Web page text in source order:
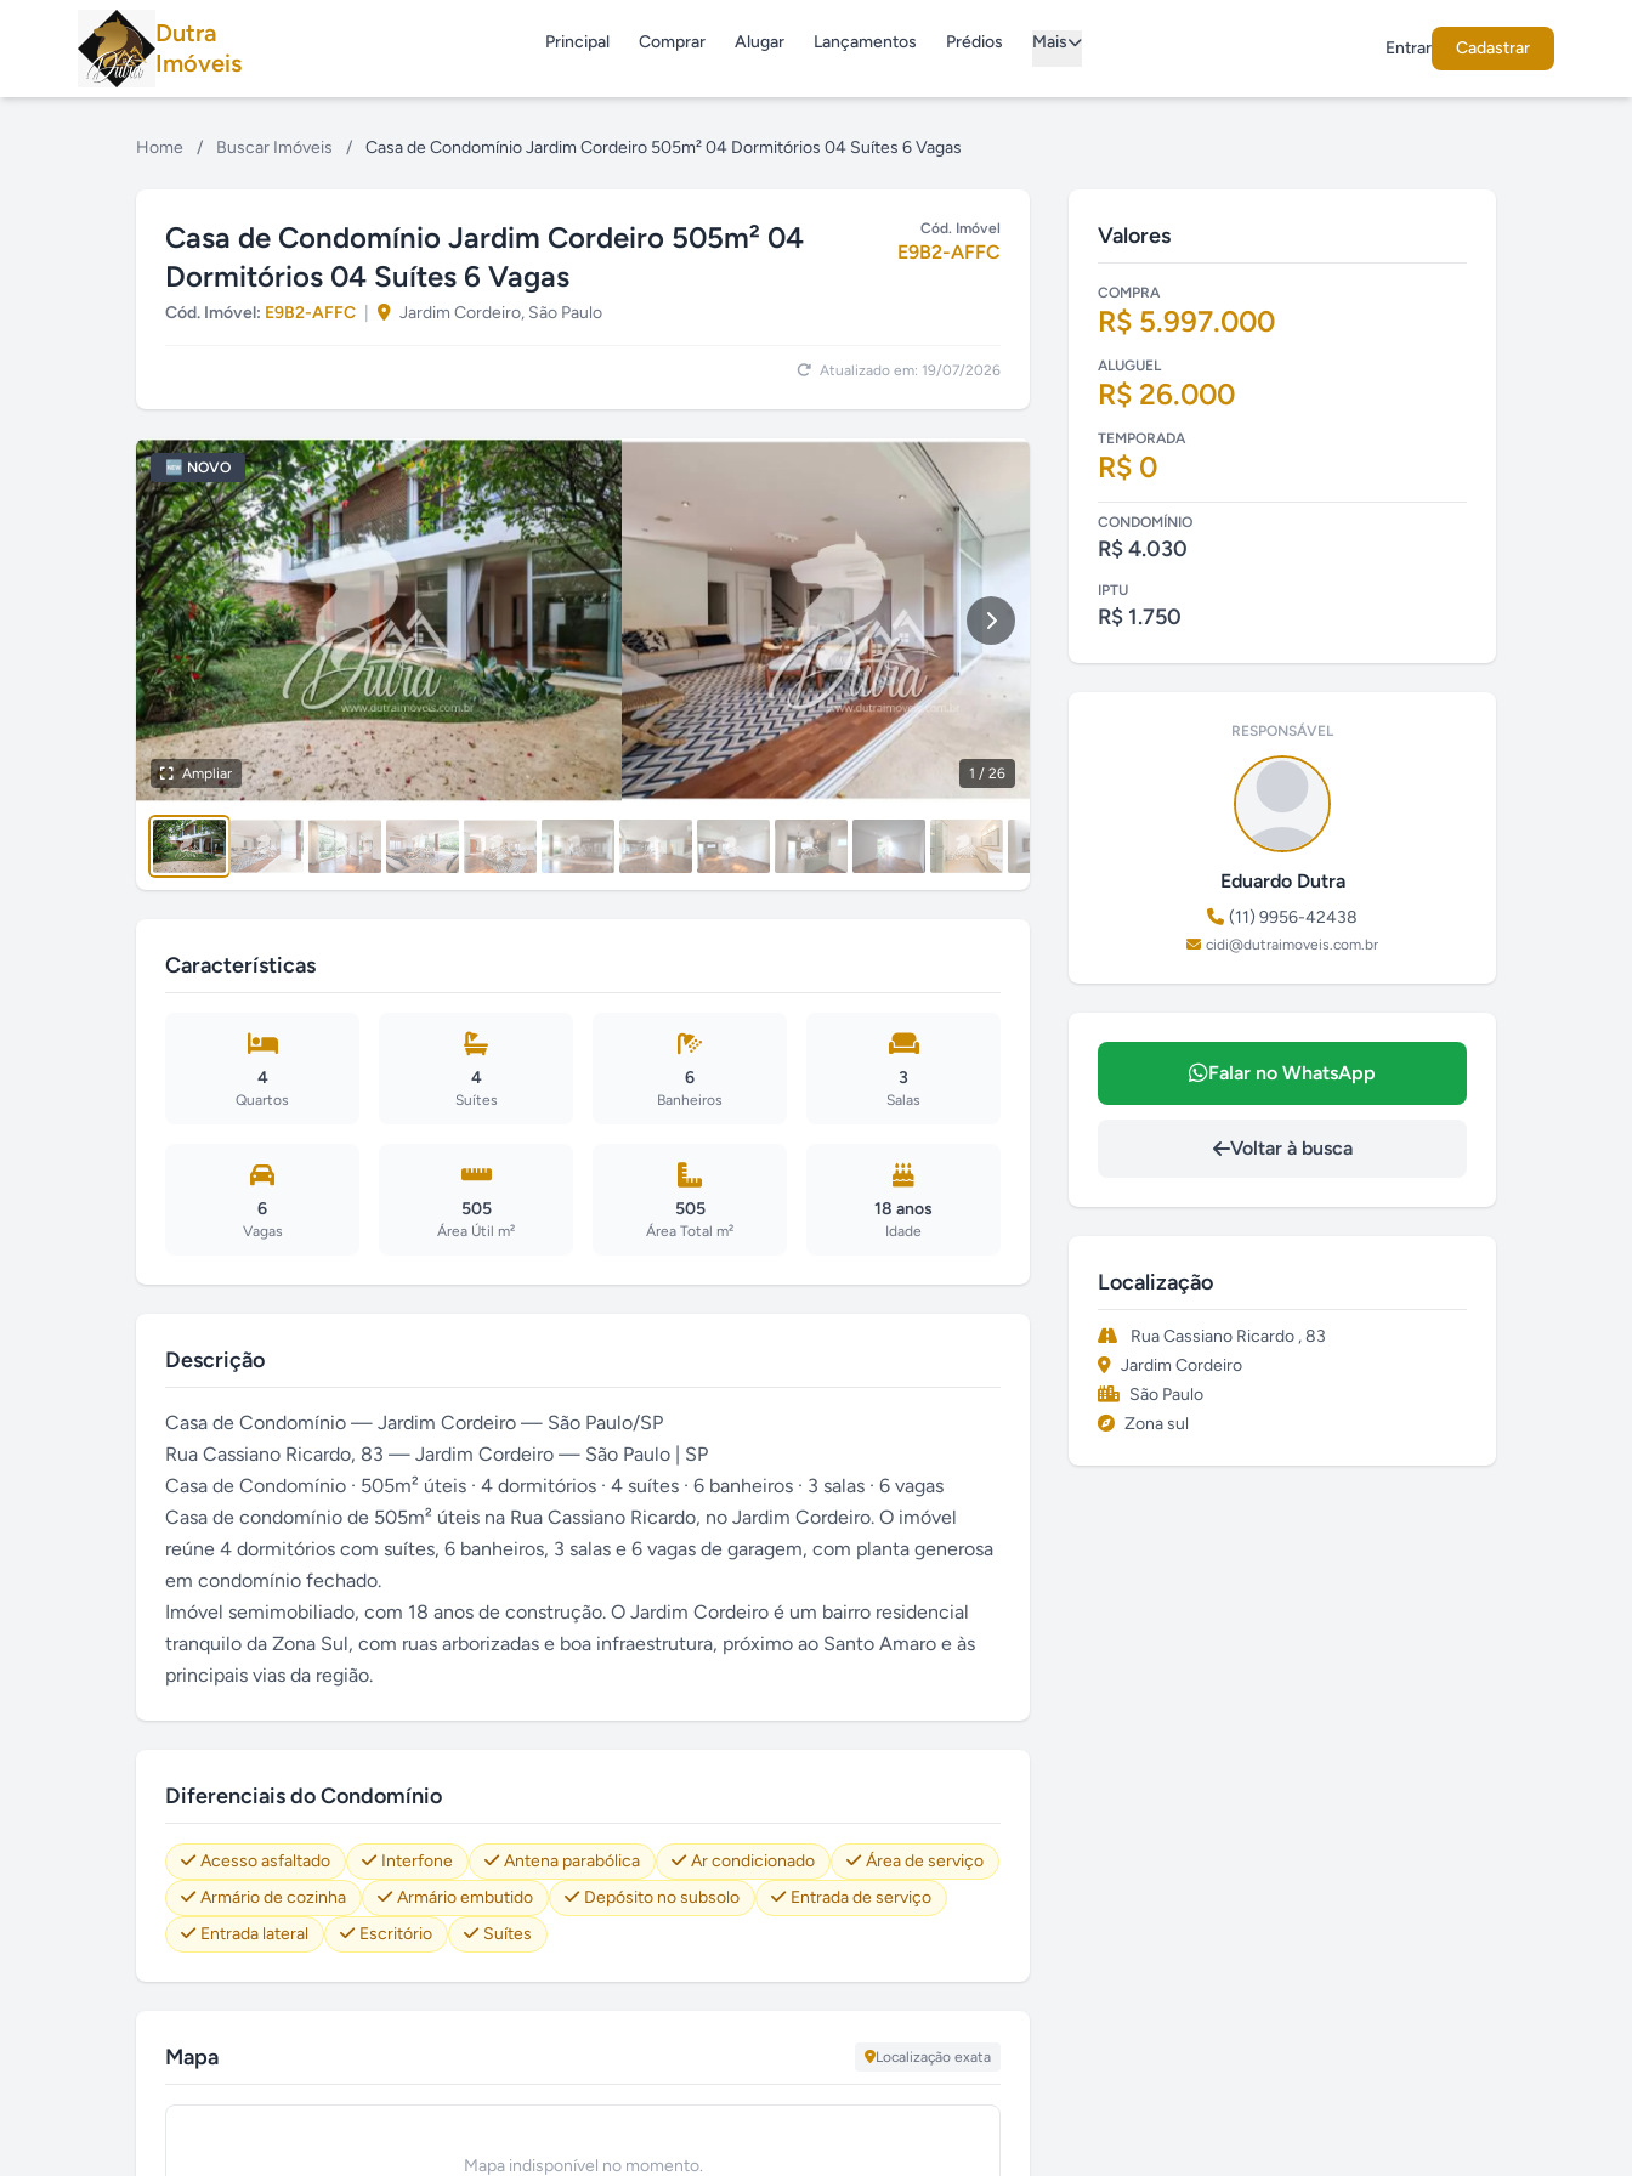
Dutra
Imóveis
Principal Comprar Alugar Lançamentos Prédios Mais Entrar Cadastrar
Home / Buscar Imóveis / Casa de Condomínio Jardim Cordeiro 505m² 04 Dormitórios 04 Suítes 6 Vagas
Casa de Condomínio Jardim Cordeiro 505m² 04
Dormitórios 04 Suítes 6 Vagas
Cód. Imóvel: E9B2-AFFC Jardim Cordeiro, São Paulo
Cód. Imóvel
E9B2-AFFC
Atualizado em: 19/07/2026
1 / 26
🆕 NOVO
Ampliar
Características
4
Quartos
4
Suítes
6
Banheiros
3
Salas
6
Vagas
505
Área Útil m²
505
Área Total m²
18 anos
Idade
Descrição
Casa de Condomínio — Jardim Cordeiro — São Paulo/SP
Rua Cassiano Ricardo, 83 — Jardim Cordeiro — São Paulo | SP
Casa de Condomínio · 505m² úteis · 4 dormitórios · 4 suítes · 6 banheiros · 3 salas · 6 vagas
Casa de condomínio de 505m² úteis na Rua Cassiano Ricardo, no Jardim Cordeiro. O imóvel
reúne 4 dormitórios com suítes, 6 banheiros, 3 salas e 6 vagas de garagem, com planta generosa
em condomínio fechado.
Imóvel semimobiliado, com 18 anos de construção. O Jardim Cordeiro é um bairro residencial
tranquilo da Zona Sul, com ruas arborizadas e boa infraestrutura, próximo ao Santo Amaro e às
principais vias da região.
Diferenciais do Condomínio
Acesso asfaltado Interfone Antena parabólica Ar condicionado
Área de serviço
Armário de cozinha
Armário embutido Depósito no subsolo
Entrada de serviço
Entrada lateral
Escritório Suítes
Mapa Localização exata
Mapa indisponível no momento.
Valores
COMPRA
R$ 5.997.000
ALUGUEL
R$ 26.000
TEMPORADA
R$ 0
CONDOMÍNIO
R$ 4.030
IPTU
R$ 1.750
RESPONSÁVEL
Eduardo Dutra
(11) 9956-42438
cidi@dutraimoveis.com.br
Falar no WhatsApp
Voltar à busca
Localização
Rua Cassiano Ricardo , 83
Jardim Cordeiro
São Paulo
Zona sul